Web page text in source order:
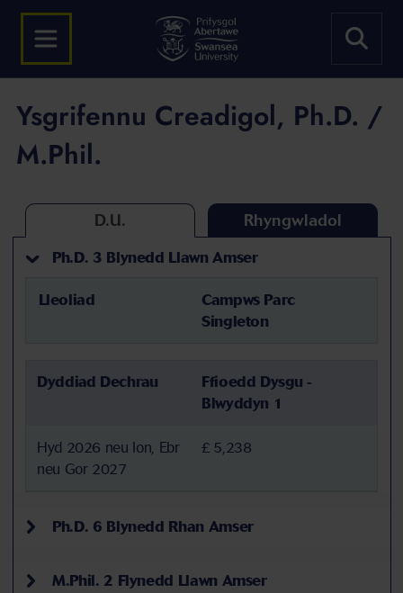
Ysgrifennu Creadigol, Ph.D. /
M.Phil.
D.U. Rhyngwladol
Ph.D. 3 Blynedd Llawn Amser
Lleoliad
Campws Parc
Singleton
Dyddiad Dechrau
Ffioedd Dysgu -
Blwyddyn 1
Hyd 2026 neu Ion, Ebr
neu Gor 2027
£ 5,238
Ph.D. 6 Blynedd Rhan Amser
M.Phil. 2 Flynedd Llawn Amser